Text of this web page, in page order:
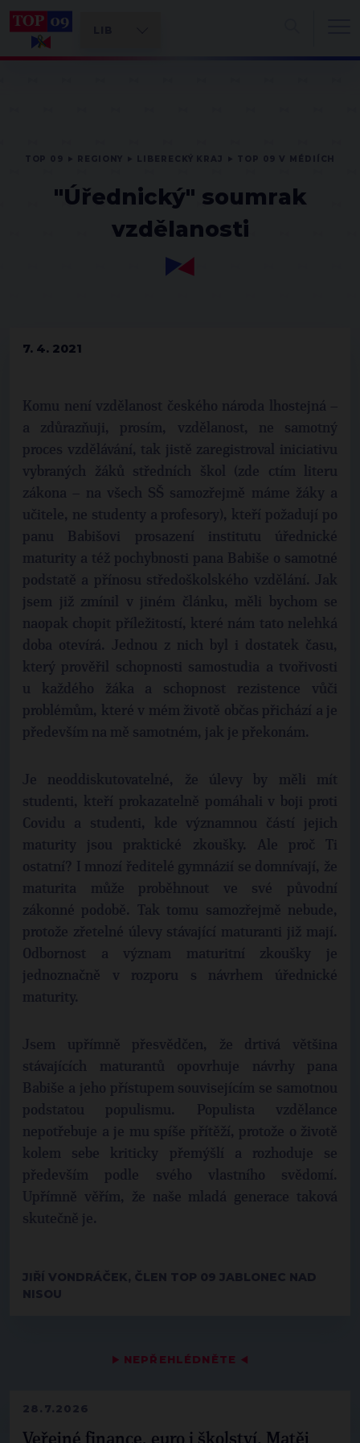
"Úřednický" soumrak
vzdělanosti
▶ NEPŘEHLÉDNĚTE ◀
28.7.2026
7. 4. 2021
Komu není vzdělanost českého národa lhostejná –
a zdůrazňuji, prosím, vzdělanost, ne samotný
proces vzdělávání, tak jistě zaregistroval iniciativu
vybraných žáků středních škol (zde ctím literu
zákona – na všech SŠ samozřejmě máme žáky a
učitele, ne studenty a profesory), kteří požadují po
panu Babišovi prosazení institutu úřednické
maturity a též pochybnosti pana Babiše o samotné
podstatě a přínosu středoškolského vzdělání. Jak
jsem již zmínil v jiném článku, měli bychom se
naopak chopit příležitostí, které nám tato nelehká
doba otevírá. Jednou z nich byl i dostatek času,
který prověřil schopnosti samostudia a tvořivosti
u každého žáka a schopnost rezistence vůči
problémům, které v mém životě občas přichází a je
především na mě samotném, jak je překonám.
Je neoddiskutovatelné, že úlevy by měli mít
studenti, kteří prokazatelně pomáhali v boji proti
Covidu a studenti, kde významnou částí jejich
maturity jsou praktické zkoušky. Ale proč Ti
ostatní? I mnozí ředitelé gymnázií se domnívají, že
maturita může proběhnout ve své původní
zákonné podobě. Tak tomu samozřejmě nebude,
protože zřetelné úlevy stávající maturanti již mají.
Odbornost a význam maturitní zkoušky je
jednoznačně v rozporu s návrhem úřednické
maturity.
Jsem upřímně přesvědčen, že drtivá většina
stávajících maturantů opovrhuje návrhy pana
Babiše a jeho přístupem souvisejícím se samotnou
podstatou populismu. Populista vzdělance
nepotřebuje a je mu spíše přítěží, protože o životě
kolem sebe kriticky přemýšlí a rozhoduje se
především podle svého vlastního svědomí.
Upřímně věřím, že naše mladá generace taková
skutečně je.
JIŘÍ VONDRÁČEK, ČLEN TOP 09 JABLONEC NAD
NISOU